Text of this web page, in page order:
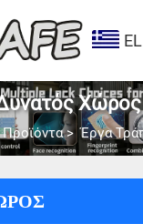
EL
Χώρος
Προϊόντα>Έργα